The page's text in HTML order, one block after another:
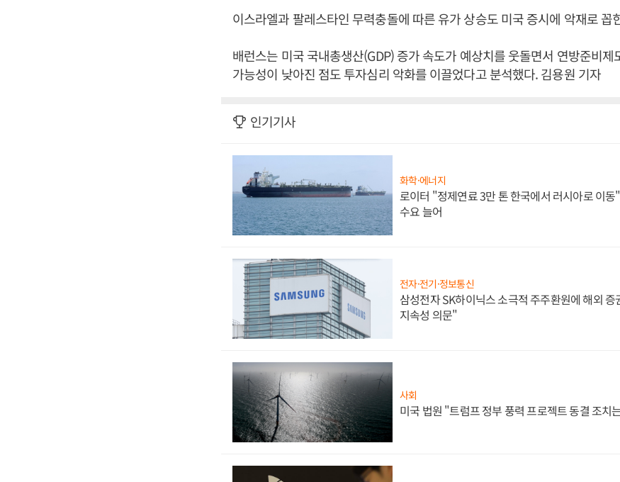
이스라엘과 팔레스타인 무력충돌에 따른 유가 상승도 미국 증시에 악재로 꼽
배런스는 미국 국내총생산(GDP) 증가 속도가 예상치를 웃돌면서 연방준비제
가능성이 낮아진 점도 투자심리 악화를 이끌었다고 분석했다. 김용원 기자
인기기사
화학·에너지
로이터 "정제연료 3만 톤 한국에서 러시아로 이
수요 늘어
전자·전기·정보통신
삼성전자 SK하이닉스 소극적 주주환원에 해외
지속성 의문"
사회
미국 법원 "트럼프 정부 풍력 프로젝트 동결 조치